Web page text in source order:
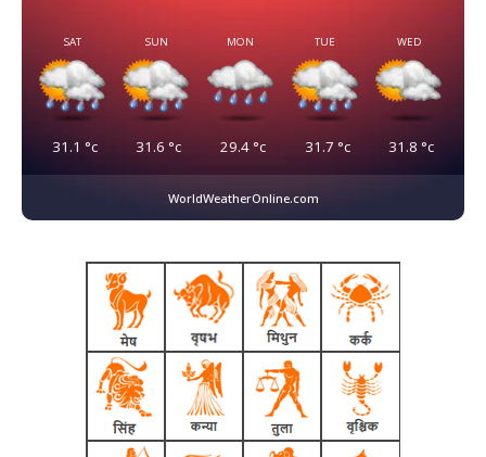
SAT
31.1 °c
SUN
31.6 °c
MON
29.4°c
TUE
31.7 °c
WED
31.8 °c
WorldWeatherOnline.com